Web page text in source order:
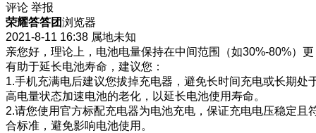
评论 举报
荣耀答答团浏览器
2021-8-11 16:38 属地未知
亲您好，理论上，电池电量保持在中间范围（如30%-80%）更
有助于延长电池寿命，建议您：
1.手机充满电后建议您拔掉充电器，避免长时间充电或长期处
高电量状态加速电池的老化，以延长电池使用寿命。
2.请您使用官方标配充电器为电池充电，保证充电电压稳定且
合标准，避免影响电池使用。